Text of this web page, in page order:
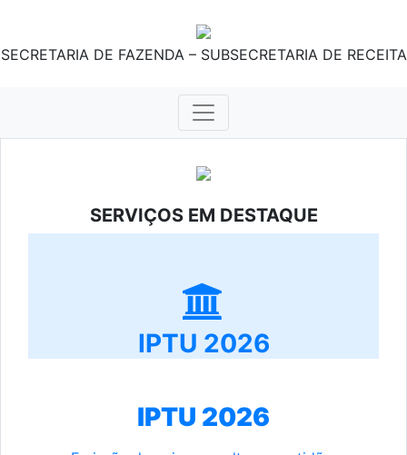
SECRETARIA DE FAZENDA – SUBSECRETARIA DE RECEITA
SERVIÇOS EM DESTAQUE
IPTU 2026
IPTU 2026